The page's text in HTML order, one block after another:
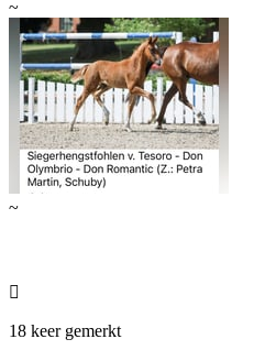
~
~

18 keer gemerkt